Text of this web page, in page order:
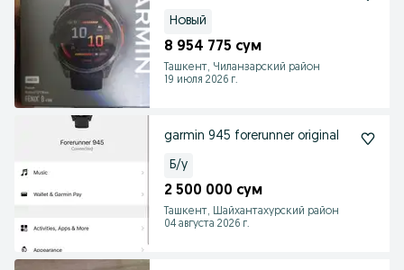
Новый
8 954 775 сум
Ташкент, Чиланзарский район
19 июля 2026 г.
garmin 945 forerunner original
Б/у
2 500 000 сум
Ташкент, Шайхантахурский район
04 августа 2026 г.